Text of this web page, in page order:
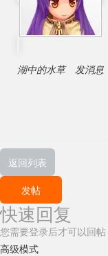
湖中的水草 发消息
返回列表
发帖
快速回复
您需要登录后才可以回帖
高级模式